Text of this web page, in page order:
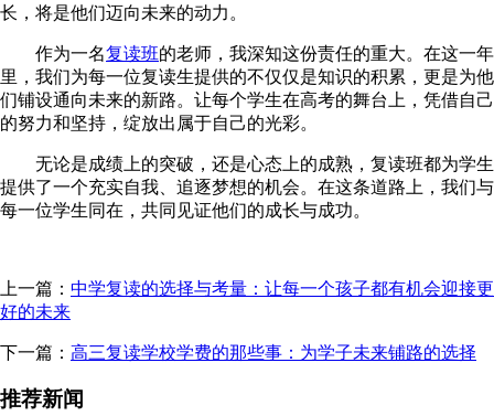
长，将是他们迈向未来的动力。
作为一名复读班的老师，我深知这份责任的重大。在这一年
里，我们为每一位复读生提供的不仅仅是知识的积累，更是为他
们铺设通向未来的新路。让每个学生在高考的舞台上，凭借自己
的努力和坚持，绽放出属于自己的光彩。
无论是成绩上的突破，还是心态上的成熟，复读班都为学生
提供了一个充实自我、追逐梦想的机会。在这条道路上，我们与
每一位学生同在，共同见证他们的成长与成功。
上一篇： 中学复读的选择与考量：让每一个孩子都有机会迎接更
好的未来
下一篇： 高三复读学校学费的那些事：为学子未来铺路的选择
推荐新闻